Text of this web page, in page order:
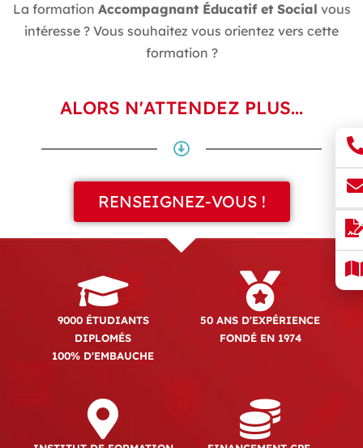
La formation Accompagnant Éducatif et Social vous
intéresse ? Vous souhaitez vous orientez vers cette
formation ?
ALORS N'ATTENDEZ PLUS...
RENSEIGNEZ-VOUS !
9000 ÉTUDIANTS
DIPLOMÉS
100% D'EMBAUCHE
50 ANS D'EXPÉRIENCE
FONDÉ EN 1974